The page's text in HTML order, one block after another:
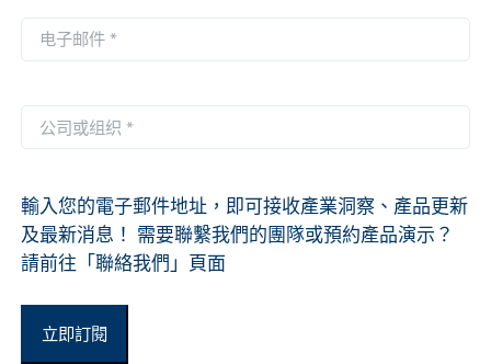
一
子
件
*
司
组
织
*
輸入您的電子郵件地址，即可接收產業洞察、產品更新
及最新消息！ 需要聯繫我們的團隊或預約產品演示？
請前往「聯絡我們」頁面
立即訂閱